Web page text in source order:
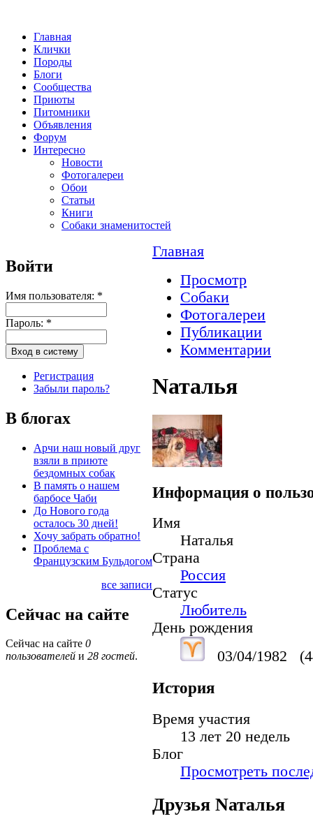
Главная
Клички
Породы
Блоги
Сообщества
Приюты
Питомники
Объявления
Форум
Интересно
Новости
Фотогалереи
Обои
Статьи
Книги
Собаки знаменитостей
Войти
Имя пользователя: *
Пароль: *
Регистрация
Забыли пароль?
В блогах
Арчи наш новый друг
взяли в приюте
бездомных собак
В память о нашем
барбосе Чаби
До Нового года
осталось 30 дней!
Хочу забрать обратно!
Проблема с
Французским Бульдогом
все записи
Сейчас на сайте
Сейчас на сайте 0
пользователей и 28 гостей.
Главная
Просмотр
Собаки
Фотогалереи
Публикации
Комментарии
Nаталья
Информация о
Имя
Наталья
Страна
Россия
Статус
Любитель
День рождения
03/04/1982
История
Время участия
13 лет 20 недель
Блог
Просмотреть
Друзья Nаталья